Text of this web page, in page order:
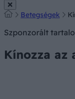
Betegségek
Szponzorált
Kínozza az